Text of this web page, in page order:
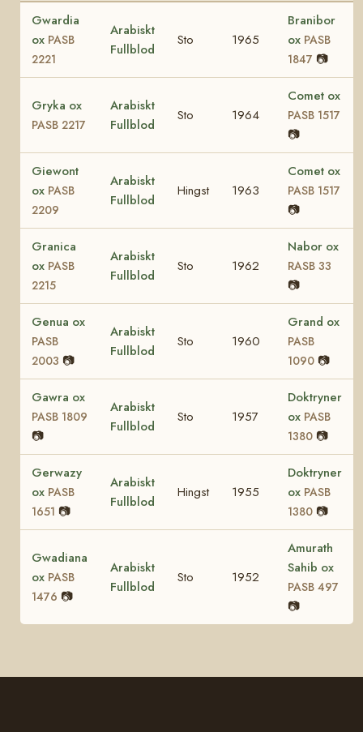
Gwardia
ox PASB
2221
Arabiskt
Fullblod
Sto 1965
Branibor
ox PASB
1847 📷
Gryka ox
PASB 2217
Arabiskt
Fullblod
Sto 1964
Comet ox
PASB 1517
📷
Giewont
ox PASB
2209
Arabiskt
Fullblod
Hingst 1963
Comet ox
PASB 1517
📷
Granica
ox PASB
2215
Arabiskt
Fullblod
Sto 1962
Nabor ox
RASB 33
📷
Genua ox
PASB
2003 📷
Arabiskt
Fullblod
Sto 1960
Grand ox
PASB
1090 📷
Gawra ox
PASB 1809
📷
Arabiskt
Fullblod
Sto 1957
Doktryner
ox PASB
1380 📷
Gerwazy
ox PASB
1651 📷
Arabiskt
Fullblod
Hingst 1955
Doktryner
ox PASB
1380 📷
Gwadiana
ox PASB
1476 📷
Arabiskt
Fullblod
Sto 1952
Amurath
Sahib ox
PASB 497
📷